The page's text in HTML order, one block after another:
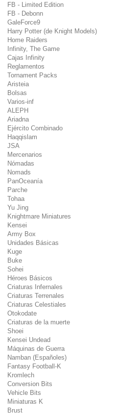
FB - Limited Edition
FB - Debonn
GaleForce9
Harry Potter (de Knight Models)
Home Raiders
Infinity, The Game
Cajas Infinity
Reglamentos
Tornament Packs
Aristeia
Bolsas
Varios-inf
ALEPH
Ariadna
Ejército Combinado
Haqqislam
JSA
Mercenarios
Nómadas
Nomads
PanOceanía
Parche
Tohaa
Yu Jing
Knightmare Miniatures
Kensei
Army Box
Unidades Básicas
Kuge
Buke
Sohei
Héroes Básicos
Criaturas Infernales
Criaturas Terrenales
Criaturas Celestiales
Otokodate
Criaturas de la muerte
Shoei
Kensei Undead
Máquinas de Guerra
Namban (Españoles)
Fantasy Football-K
Kromlech
Conversion Bits
Vehicle Bits
Miniaturas K
Brust